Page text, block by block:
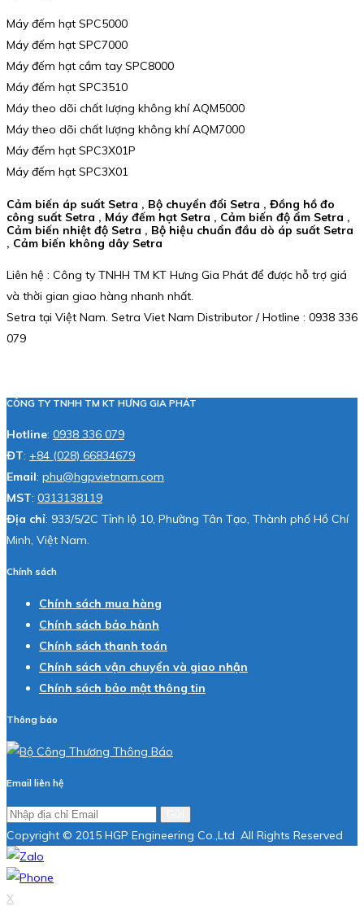
Máy đếm hạt SPC5000
Máy đếm hạt SPC7000
Máy đếm hạt cầm tay SPC8000
Máy đếm hạt SPC3510
Máy theo dõi chất lượng không khí AQM5000
Máy theo dõi chất lượng không khí AQM7000
Máy đếm hạt SPC3X01P
Máy đếm hạt SPC3X01
Cảm biến áp suất Setra , Bộ chuyển đổi Setra , Đồng hồ đo
công suất Setra , Máy đếm hạt Setra , Cảm biến độ ẩm Setra ,
Cảm biến nhiệt độ Setra , Bộ hiệu chuẩn đầu dò áp suất Setra
, Cảm biến không dây Setra
Liên hệ : Công ty TNHH TM KT Hưng Gia Phát để được hỗ trợ giá
và thời gian giao hàng nhanh nhất.
Setra tại Việt Nam. Setra Viet Nam Distributor / Hotline : 0938 336
079
CÔNG TY TNHH TM KT HƯNG GIA PHÁT
Hotline: 0938 336 079
ĐT: +84 (028) 66834679
Email: phu@hgpvietnam.com
MST: 0313138119
Địa chỉ: 933/5/2C Tỉnh lộ 10, Phường Tân Tạo, Thành phố Hồ Chí
Minh, Việt Nam.
Chính sách
Chính sách mua hàng
Chính sách bảo hành
Chính sách thanh toán
Chính sách vận chuyển và giao nhận
Chính sách bảo mật thông tin
Thông báo
Email liên hệ
Copyright © 2015 HGP Engineering Co.,Ltd. All Rights Reserved
X